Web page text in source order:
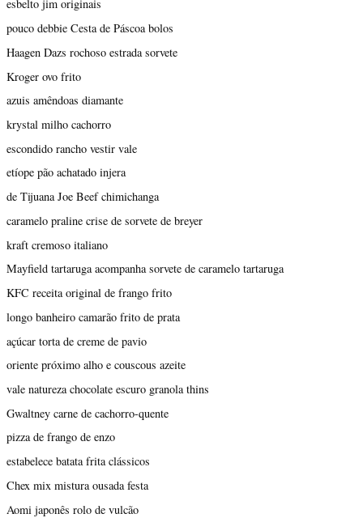
esbelto jim originais
pouco debbie Cesta de Páscoa bolos
Haagen Dazs rochoso estrada sorvete
Kroger ovo frito
azuis amêndoas diamante
krystal milho cachorro
escondido rancho vestir vale
etíope pão achatado injera
de Tijuana Joe Beef chimichanga
caramelo praline crise de sorvete de breyer
kraft cremoso italiano
Mayfield tartaruga acompanha sorvete de caramelo tartaruga
KFC receita original de frango frito
longo banheiro camarão frito de prata
açúcar torta de creme de pavio
oriente próximo alho e couscous azeite
vale natureza chocolate escuro granola thins
Gwaltney carne de cachorro-quente
pizza de frango de enzo
estabelece batata frita clássicos
Chex mix mistura ousada festa
Aomi japonês rolo de vulcão